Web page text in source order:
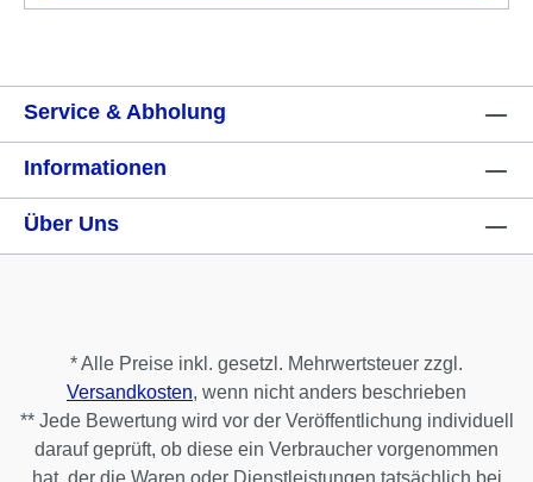
Service & Abholung
Informationen
Über Uns
* Alle Preise inkl. gesetzl. Mehrwertsteuer zzgl.
Versandkosten, wenn nicht anders beschrieben
** Jede Bewertung wird vor der Veröffentlichung individuell
darauf geprüft, ob diese ein Verbraucher vorgenommen
hat, der die Waren oder Dienstleistungen tatsächlich bei